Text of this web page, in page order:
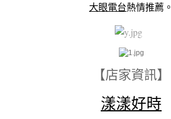
大眼電台熱情推薦。
【店家資訊】
漾漾好時